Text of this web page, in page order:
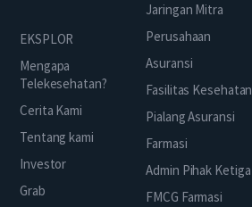
EKSPLOR
Mengapa
Telekesehatan?
Cerita Kami
Tentang kami
Investor
Grab
Jaringan Mitra
Perusahaan
Asuransi
Fasilitas Kesehatan
Pialang Asuransi
Farmasi
Admin Pihak Ketiga
FMCG Farmasi